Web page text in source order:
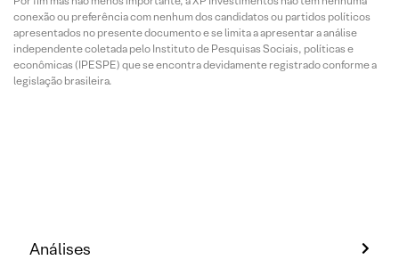
conexão ou preferência com nenhum dos candidatos ou partidos políticos
apresentados no presente documento e se limita a apresentar a análise
independente coletada pelo Instituto de Pesquisas Sociais, políticas e
econômicas (IPESPE) que se encontra devidamente registrado conforme a
legislação brasileira.
Análises